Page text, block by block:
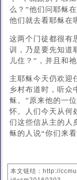
么？”他们问耶稣
他们就去看耶稣在
这两个门徒都很有
训，乃是要先知道
儿住？”，并且和
主耶稣今天仍欢迎
乡村布道时，听众
稣。”原来他的一
怀。人们今天从何
们这些信从主的人
稣的人说“你们来看
本文链结：http://